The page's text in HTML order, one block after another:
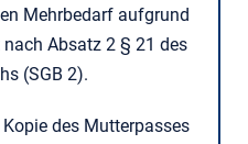
Mehrbedarf aufgrund
Absatz 2 § 21 des
(SGB 2).
des Mutterpasses